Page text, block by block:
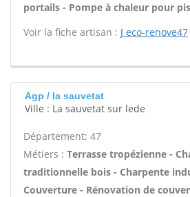
portails - Pompe à chaleur pour
Voir la fiche artisan : J eco-renove47
Agp / la sauvetat
Ville : La sauvetat sur lede
Département: 47
Métiers : Terrasse tropézienne -
traditionnelle bois - Charpente
Couverture - Rénovation de